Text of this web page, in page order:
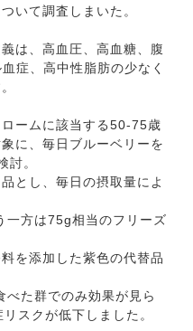
いて調査しまいた。
は、高血圧、高血糖、腹
症、高中性脂肪の少なく
ームに該当する50-75歳
に、毎日ブルーベリーを
討。
とし、毎日の摂取量によ
一方は75g相当のフリーズ
を添加した紫色の代替品
た群でのみ効果が見ら
スクが低下しました。